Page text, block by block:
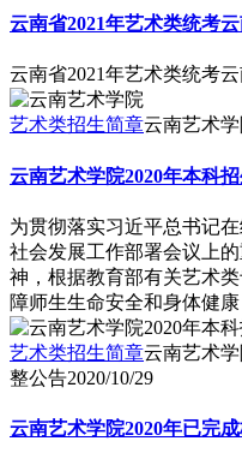
云南省2021年艺术类统考
云南省2021年艺术类统考
艺术类招生简章云南艺术
云南艺术学院2020年本科
为贯彻落实习近平总书记
社会发展工作部署会议上
神，根据教育部有关艺术
障师生生命安全和身体健
艺术类招生简章云南艺术
整公告2020/10/29
云南艺术学院2020年已完